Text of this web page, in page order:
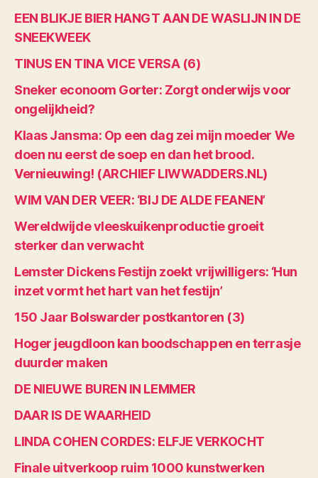
EEN BLIKJE BIER HANGT AAN DE WASLIJN IN DE
SNEEKWEEK
TINUS EN TINA VICE VERSA (6)
Sneker econoom Gorter: Zorgt onderwijs voor
ongelijkheid?
Klaas Jansma: Op een dag zei mijn moeder We
doen nu eerst de soep en dan het brood.
Vernieuwing! (ARCHIEF LIWWADDERS.NL)
WIM VAN DER VEER: ‘BIJ DE ALDE FEANEN’
Wereldwijde vleeskuikenproductie groeit
sterker dan verwacht
Lemster Dickens Festijn zoekt vrijwilligers: ‘Hun
inzet vormt het hart van het festijn’
150 Jaar Bolswarder postkantoren (3)
Hoger jeugdloon kan boodschappen en terrasje
duurder maken
DE NIEUWE BUREN IN LEMMER
DAAR IS DE WAARHEID
LINDA COHEN CORDES: ELFJE VERKOCHT
Finale uitverkoop ruim 1000 kunstwerken